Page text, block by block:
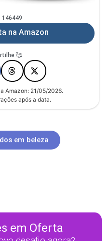
146449
na Amazon
🥰
Amazon: 21/05/2026.
após a data.
em beleza
em Oferta